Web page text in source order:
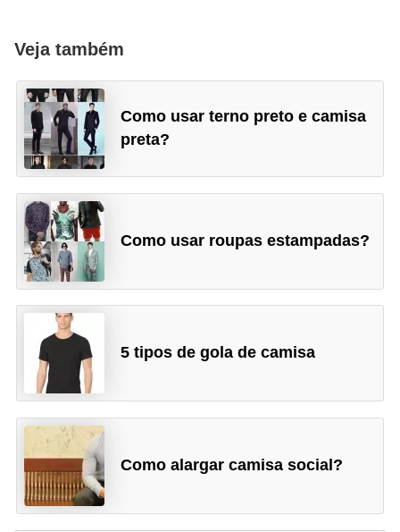
Veja também
Como usar terno preto e camisa
preta?
Como usar roupas estampadas?
5 tipos de gola de camisa
Como alargar camisa social?